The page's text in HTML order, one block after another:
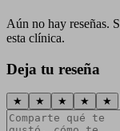
Aún no hay reseñas.
esta clínica.
Deja tu reseña
★ ★ ★ ★ ★